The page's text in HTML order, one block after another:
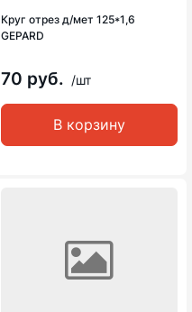
Круг отрез д/мет 125*1,6
GEPARD
70 руб. /шт
В корзину